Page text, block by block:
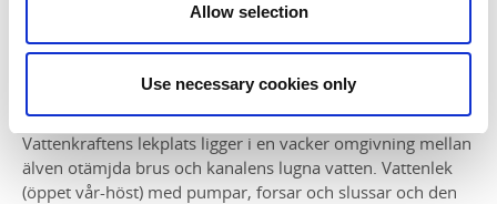
Allow selection
Use necessary cookies only
Vattenkraftens lekplats
Vattenkraftens lekplats ligger i en vacker omgivning mellan
älven otämjda brus och kanalens lugna vatten. Vattenlek
(öppet vår-höst) med pumpar, forsar och slussar och den